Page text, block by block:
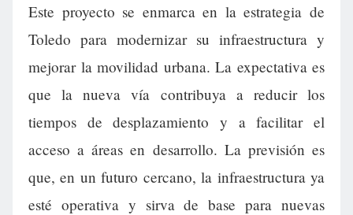
Este proyecto se enmarca en la estrategia de
Toledo para modernizar su infraestructura y
mejorar la movilidad urbana. La expectativa es
que la nueva vía contribuya a reducir los
tiempos de desplazamiento y a facilitar el
acceso a áreas en desarrollo. La previsión es
que, en un futuro cercano, la infraestructura ya
esté operativa y sirva de base para nuevas